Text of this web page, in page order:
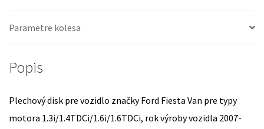
Parametre kolesa
Popis
Plechový disk pre vozidlo značky Ford Fiesta Van pre typy
motora 1.3i/1.4TDCi/1.6i/1.6TDCi, rok výroby vozidla 2007-